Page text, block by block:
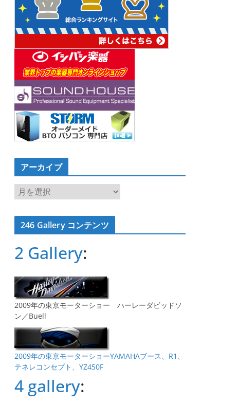
アーカイブ
ア
ー
カ
イ246 Gallery コンテンツ
2 Gallery:
2009年の東京モーターショー ハーレーダビッドソ
ン／Buell
2009年の東京モーターショーYAMAHAブース、R1、
テネレコンセプト、YZ450F
4 gallery: